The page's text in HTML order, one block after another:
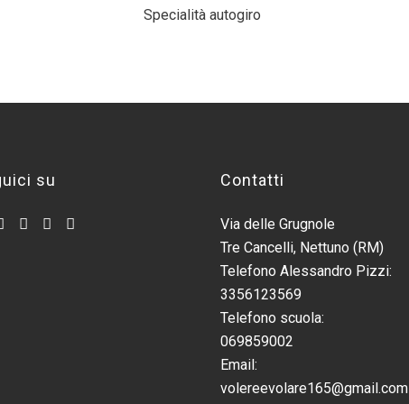
Specialità autogiro
su Contatti
Via delle Grugnole
Tre Cancelli, Nettuno (RM)
Telefono Alessandro Pizzi:
3356123569
Telefono scuola:
069859002
Email:
volereevolare165@gmail.com